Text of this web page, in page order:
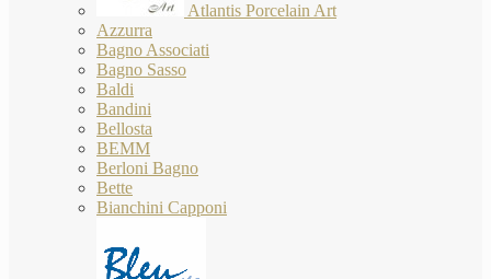
Atlantis Porcelain Art
Azzurra
Bagno Associati
Bagno Sasso
Baldi
Bandini
Bellosta
BEMM
Berloni Bagno
Bette
Bianchini Capponi